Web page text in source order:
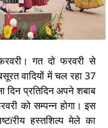
गत दो फरवरी से
वादियों में चल रहा 37
दिन प्रतिदिन अपने शबाब
को सम्पन्न होगा। इस
हस्तशिल्प मेले का